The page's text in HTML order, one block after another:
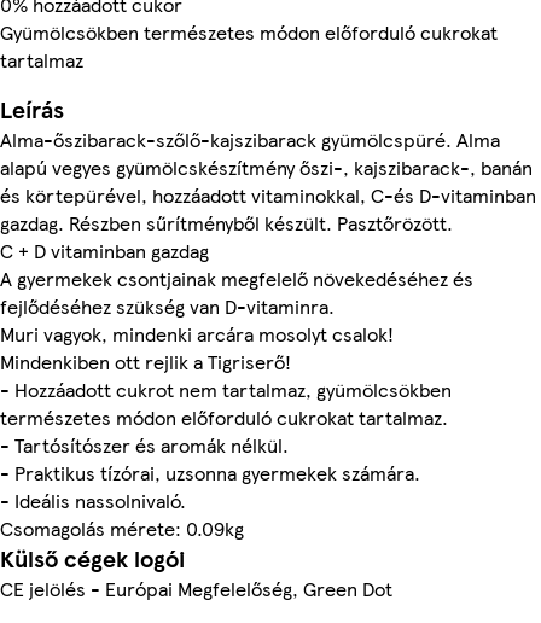
Gyümölcsökben természetes módon előforduló cukrokat
tartalmaz
Leírás
Alma-őszibarack-szőlő-kajszibarack gyümölcspüré. Alma
alapú vegyes gyümölcskészítmény őszi-, kajszibarack-, banán
és körtepürével, hozzáadott vitaminokkal, C-és D-vitaminban
gazdag. Részben sűrítményből készült. Pasztőrözött.
C + D vitaminban gazdag
A gyermekek csontjainak megfelelő növekedéséhez és
fejlődéséhez szükség van D-vitaminra.
Muri vagyok, mindenki arcára mosolyt csalok!
Mindenkiben ott rejlik a Tigriserő!
- Hozzáadott cukrot nem tartalmaz, gyümölcsökben
természetes módon előforduló cukrokat tartalmaz.
- Tartósítószer és aromák nélkül.
- Praktikus tízórai, uzsonna gyermekek számára.
- Ideális nassolnivaló.
Csomagolás mérete: 0.09kg
Külső cégek logói
CE jelölés - Európai Megfelelőség, Green Dot